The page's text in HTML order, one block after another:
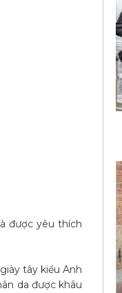
được yêu thích
tây kiểu Anh
da được khâu